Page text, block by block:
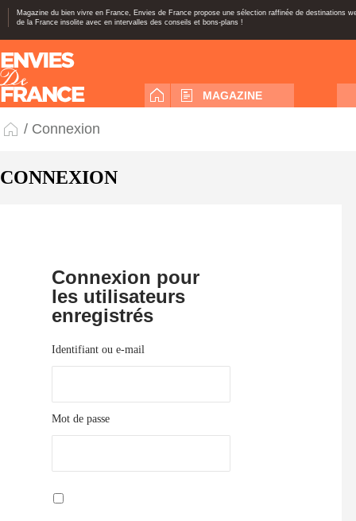
Magazine du bien vivre en France, Envies de France propose une sélection raffinée de destinations
de la France insolite avec en intervalles des conseils et bons-plans !
MAGAZINE
/ Connexion
CONNEXION
Connexion pour
les utilisateurs
enregistrés
Identifiant ou e-mail
Mot de passe